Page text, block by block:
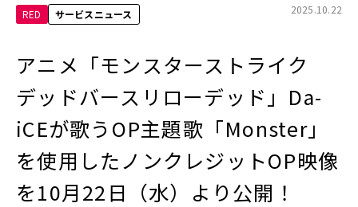
RED サービスニュース 2025.10.22
アニメ「モンスターストライク
デッドバースリローデッド」Da-
iCEが歌うOP主題歌「Monster」
を使用したノンクレジットOP映像
を10月22日（水）より公開！
2026年 2025年